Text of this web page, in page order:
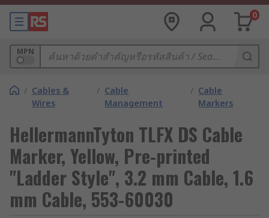
0
MPN
/ Cables &
Wires
/ Cable
Management
/ Cable
Markers
HellermannTyton TLFX DS Cable
Marker, Yellow, Pre-printed
"Ladder Style", 3.2 mm Cable, 1.6
mm Cable, 553-60030